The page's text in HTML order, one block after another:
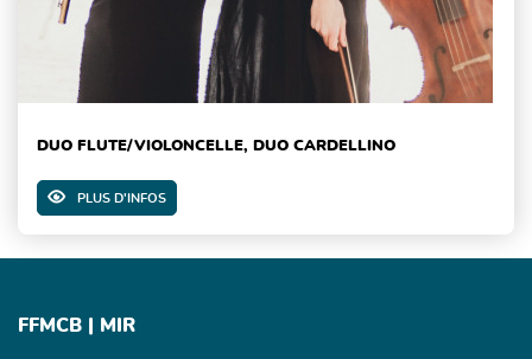
DUO FLUTE/VIOLONCELLE, DUO CARDELLINO
PLUS D'INFOS
FFMCB | MIR